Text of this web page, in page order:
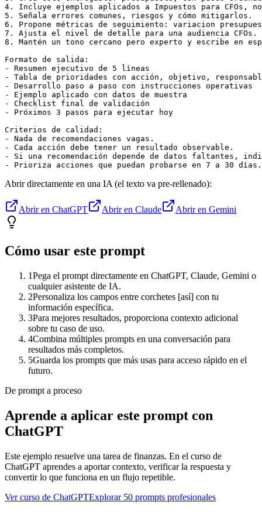
4. Incluye ejemplos aplicados a Impuestos para CFOs,
5. Señala errores comunes, riesgos y cómo mitigarlos.
6. Propone métricas de seguimiento: variacion
7. Ajusta el nivel de detalle para una audiencia CFOs.
8. Mantén un tono cercano pero experto y escribe en
Formato de salida:
- Resumen ejecutivo de 5 líneas
- Tabla de prioridades con acción, objetivo,
- Desarrollo paso a paso con instrucciones operativas
- Ejemplo aplicado con datos de muestra
- Checklist final de validación
- Próximos 3 pasos para ejecutar hoy
Criterios de calidad:
- Nada de recomendaciones vagas.
- Cada acción debe tener un resultado observable.
- Si una recomendación depende de datos faltantes,
- Prioriza acciones que puedan probarse en 7 a 30 días.
Abrir directamente en una IA (el texto va pre-rellenado):
Abrir en ChatGPT Abrir en Claude Abrir en Gemini
Cómo usar este prompt
1Pega el prompt directamente en ChatGPT, Claude, Gemini o
cualquier asistente de IA.
2Personaliza los campos entre corchetes [así] con tu
información específica.
3Para mejores resultados, proporciona contexto adicional
sobre tu caso de uso.
4Combina múltiples prompts en una conversación para
resultados más completos.
5Guarda los prompts que más usas para acceso rápido en el
futuro.
De prompt a proceso
Aprende a aplicar este prompt con
ChatGPT
Este ejemplo resuelve una tarea de finanzas. En el curso de
ChatGPT aprendes a aportar contexto, verificar la respuesta y
convertir lo que funciona en un flujo repetible.
Ver curso de ChatGPTExplorar 50 prompts profesionales